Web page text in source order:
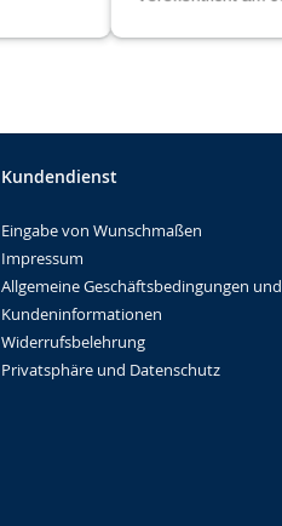
Kundendienst
Eingabe von Wunschmaßen
Impressum
Allgemeine Geschäftsbedingungen und
Kundeninformationen
Widerrufsbelehrung
Privatsphäre und Datenschutz